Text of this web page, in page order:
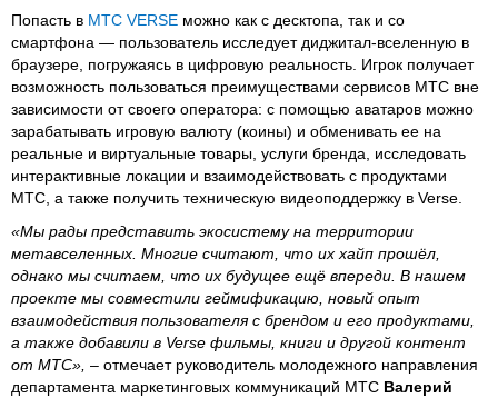
Попасть в МТС VERSE можно как с десктопа, так и со
смартфона — пользователь исследует диджитал-вселенную в
браузере, погружаясь в цифровую реальность. Игрок получает
возможность пользоваться преимуществами сервисов МТС вне
зависимости от своего оператора: с помощью аватаров можно
зарабатывать игровую валюту (коины) и обменивать ее на
реальные и виртуальные товары, услуги бренда, исследовать
интерактивные локации и взаимодействовать с продуктами
МТС, а также получить техническую видеоподдержку в Verse.
«Мы рады представить экосистему на территории
метавселенных. Многие считают, что их хайп прошёл,
однако мы считаем, что их будущее ещё впереди. В нашем
проекте мы совместили геймификацию, новый опыт
взаимодействия пользователя с брендом и его продуктами,
а также добавили в Verse фильмы, книги и другой контент
от МТС», – отмечает руководитель молодежного направления
департамента маркетинговых коммуникаций МТС Валерий